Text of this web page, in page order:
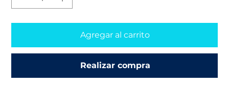
Agregar al carrito
Realizar compra